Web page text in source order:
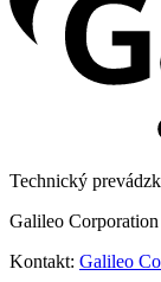
Technický
Galileo
Kontakt: Galileo